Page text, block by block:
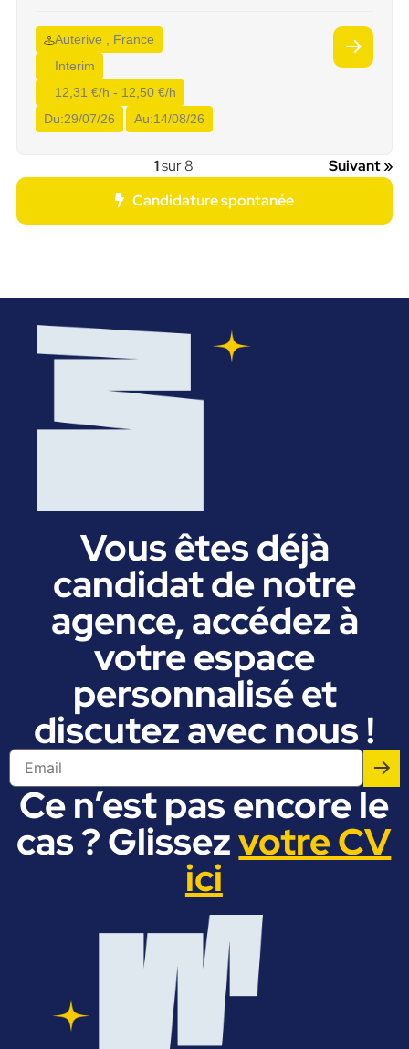
Auterive , France
Interim
12,31 €/h - 12,50 €/h
Du:29/07/26 Au:14/08/26
1sur 8
Suivant »
Candidature spontanée
Vous êtes déjà
candidat de notre
agence, accédez à
votre espace
personnalisé et
discutez avec nous !
Ce n’est pas encore le
cas ? Glissezvotre CV
ici